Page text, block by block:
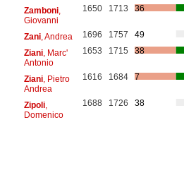
Zamboni,
Giovanni
1650 1713 36
Zani, Andrea 1696 1757
49
Ziani, Marc'
Antonio
1653 1715 38
Ziani, Pietro
Andrea
1616 1684 7
Zipoli,
Domenico
1688 1726 38